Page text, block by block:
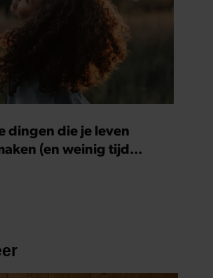
dingen die je leven
(en weinig tijd